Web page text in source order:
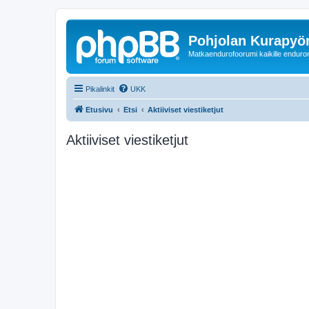
Pohjolan
Matkaendurofoorumi kaikille
Pikalinkit UKK
Etusivu Etsi Aktiiviset viestiketjut
Aktiiviset viestiketjut